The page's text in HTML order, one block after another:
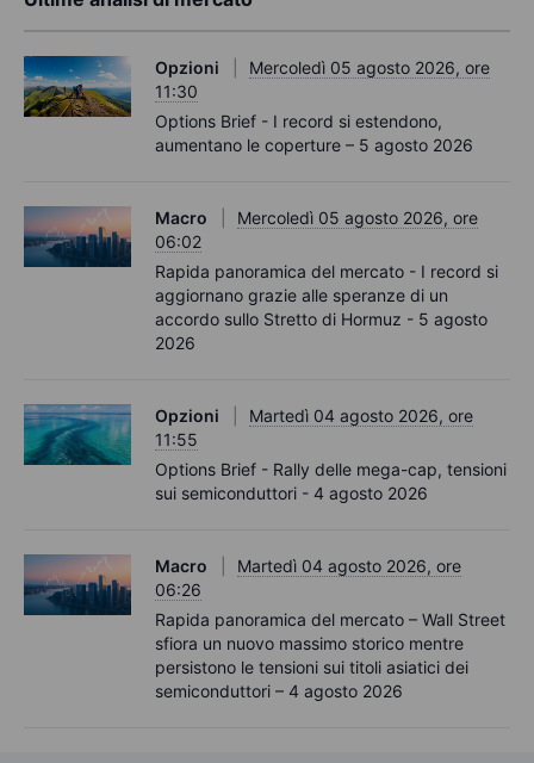
Opzioni
Mercoledì 05 agosto 2026, ore
11:30
Options Brief - I record si estendono,
aumentano le coperture – 5 agosto 2026
Macro
Mercoledì 05 agosto 2026, ore
06:02
Rapida panoramica del mercato - I record si
aggiornano grazie alle speranze di un
accordo sullo Stretto di Hormuz - 5 agosto
2026
Opzioni
Martedì 04 agosto 2026, ore
11:55
Options Brief - Rally delle mega-cap, tensioni
sui semiconduttori - 4 agosto 2026
Macro
Martedì 04 agosto 2026, ore
06:26
Rapida panoramica del mercato – Wall Street
sfiora un nuovo massimo storico mentre
persistono le tensioni sui titoli asiatici dei
semiconduttori – 4 agosto 2026